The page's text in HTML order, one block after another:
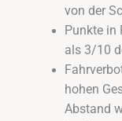
von der
Punkte in
als 3/10
hohen
Abstand